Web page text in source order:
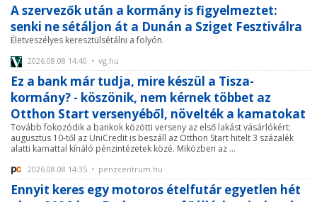
A szervezők után a kormány is figyelmeztet:
senki ne sétáljon át a Dunán a Sziget Fesztiválra
Életveszélyes keresztülsétálni a folyón.
2026.08.08 14:40 • vg.hu
Ez a bank már tudja, mire készül a Tisza-
kormány? - köszönik, nem kérnek többet az
Otthon Start versenyéből, növelték a kamatokat
Tovább fokozódik a bankok közötti verseny az első lakást vásárlókért:
augusztus 10-től az UniCredit is beszáll az Otthon Start hitelt 3 százalék
alatti kamattal kínáló pénzintézetek közé. Miközben az ...
2026.08.08 14:35 • penzcentrum.hu
Ennyit keres egy motoros ételfutár egyetlen hét